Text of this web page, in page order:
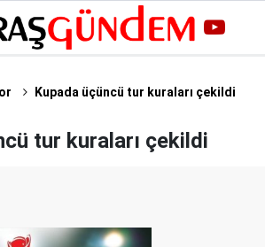
Kupada üçüncü tur kuraları çekildi
tur kuraları çekildi